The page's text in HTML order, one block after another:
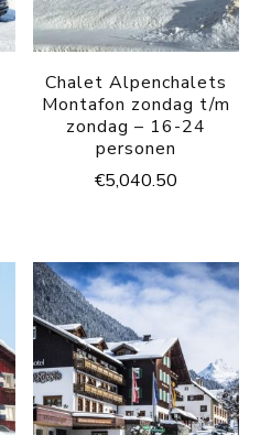
Chalet Alpenchalets
Montafon zondag t/m
zondag – 16-24
personen
€5,040.50